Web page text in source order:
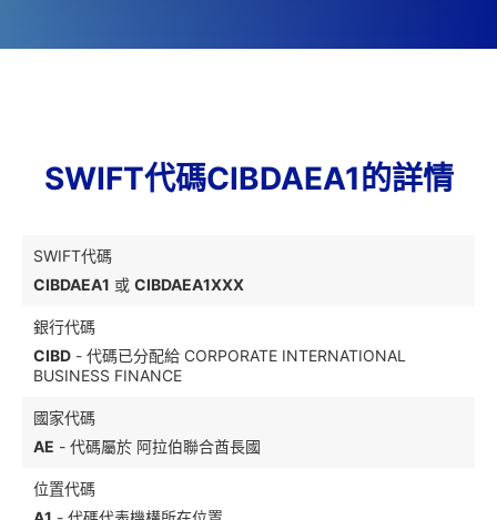
SWIFT代碼CIBDAEA1的詳情
SWIFT代碼
CIBDAEA1 或 CIBDAEA1XXX
銀行代碼
CIBD - 代碼已分配給 CORPORATE INTERNATIONAL
BUSINESS FINANCE
國家代碼
AE - 代碼屬於 阿拉伯聯合酋長國
位置代碼